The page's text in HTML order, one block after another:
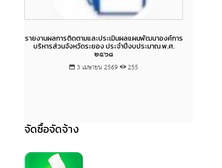
รายงานผลการติดตามและประเมินผลแผนพัฒนาองค์การ
บริหารส่วนจังหวัดระยอง ประจำปีงบประมาณ พ.ศ.
๒๕๖๘
3 เมษายน 2569 255
จัดซื้อจัดจ้าง